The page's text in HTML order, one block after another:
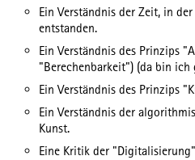
Ein Verständnis der Zeit, in
entstanden.
Ein Verständnis des Prinzips
"Berechenbarkeit") (da bin ich
Ein Verständnis des Prinzips
Ein Verständnis der
Kunst.
Eine Kritik der